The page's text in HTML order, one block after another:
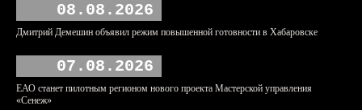
08.08.2026
Дмитрий Демешин объявил режим повышенной готовности в Хабаровске
07.08.2026
ЕАО станет пилотным регионом нового проекта Мастерской управления
«Сенеж»